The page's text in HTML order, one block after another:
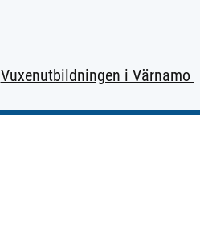
Vuxenutbildningen i Värnamo